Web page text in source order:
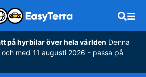
på hyrbilar över hela världen Denna
med 11 augusti 2026 - passa på